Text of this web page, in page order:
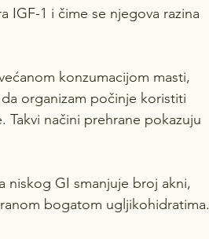
IGF-1 i čime se njegova razina
konzumacijom masti,
organizam počinje koristiti
načini prehrane pokazuju
niskog GI smanjuje broj akni,
bogatom ugljikohidratima.